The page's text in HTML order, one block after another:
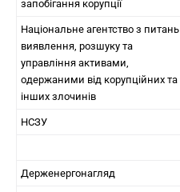
запобігання корупції
Національне агентство з питань
виявлення, розшуку та
управління активами,
одержаними від корупційних та
інших злочинів
НСЗУ
Держенергонагляд